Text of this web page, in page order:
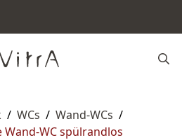
/ WCs / Wand-WCs /
WC spülrandlos